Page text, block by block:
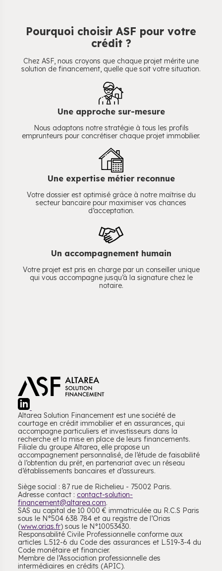
Pourquoi choisir ASF pour votre
crédit ?
Chez ASF, nous croyons que chaque projet mérite une
solution de financement, quelle que soit votre situation.
Une approche sur-mesure
Nous adaptons notre stratégie à tous les profils
emprunteurs pour concrétiser chaque projet immobilier.
Une expertise métier reconnue
Votre dossier est optimisé grâce à notre maîtrise du
secteur bancaire pour maximiser vos chances
d’acceptation.
Un accompagnement humain
Votre projet est pris en charge par un conseiller unique
qui vous accompagne jusqu’à la signature chez le
notaire.
Altarea Solution Financement est une société de
courtage en crédit immobilier et en assurances, qui
accompagne particuliers et investisseurs dans la
recherche et la mise en place de leurs financements.
Filiale du groupe Altarea, elle propose un
accompagnement personnalisé, de l’étude de faisabilité
à l’obtention du prêt, en partenariat avec un réseau
d’établissements bancaires et d’assureurs.
Siège social : 87 rue de Richelieu - 75002 Paris.
Adresse contact : contact-solution-
financement@altarea.com.
SAS au capital de 10 000 € immatriculée au R.C.S Paris
sous le N°504 638 784 et au registre de l’Orias
(www.orias.fr) sous le N°10053430.
Responsabilité Civile Professionnelle conforme aux
articles L.512-6 du Code des assurances et L.519-3-4 du
Code monétaire et financier.
Membre de l’Association professionnelle des
intermédiaires en crédits (APIC).